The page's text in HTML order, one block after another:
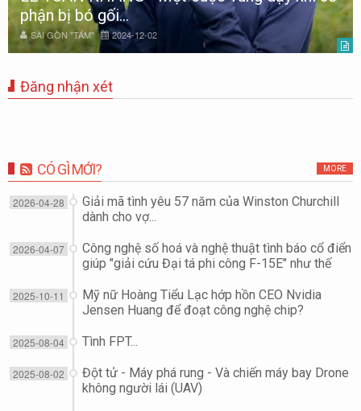
phận bị bó gối...
SÀI GÒN "TÁM" 2024-12-02
Đăng nhận xét
CÓ GÌ MỚI? MORE
Giải mã tình yêu 57 năm của Winston Churchill
dành cho vợ...
2026-04-28
Công nghệ số hoá và nghệ thuật tình báo cổ điển
giúp "giải cứu Đại tá phi công F-15E" như thế
2026-04-07
Mỹ nữ Hoàng Tiểu Lạc hớp hồn CEO Nvidia
Jensen Huang để đoạt công nghệ chip?
2025-10-11
Tình FPT...
2025-08-04
Đột tử - Máy phá rung - Và chiến máy bay Drone
không người lái (UAV)
2025-08-02